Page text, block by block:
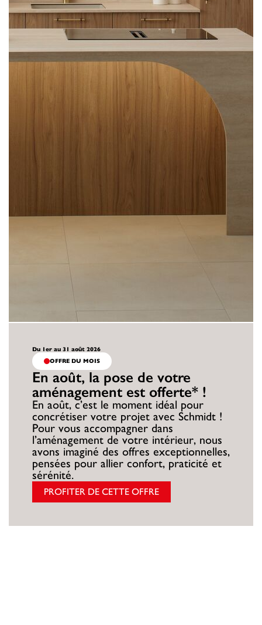
Du 1er au 31 août 2026
OFFRE DU MOIS
En août, la pose de votre
aménagement est offerte* !
En août, c’est le moment idéal pour
concrétiser votre projet avec Schmidt !
Pour vous accompagner dans
l’aménagement de votre intérieur, nous
avons imaginé des offres exceptionnelles,
pensées pour allier confort, praticité et
sérénité.
PROFITER DE CETTE OFFRE